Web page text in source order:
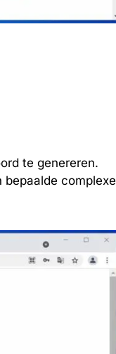
te genereren.
complexe